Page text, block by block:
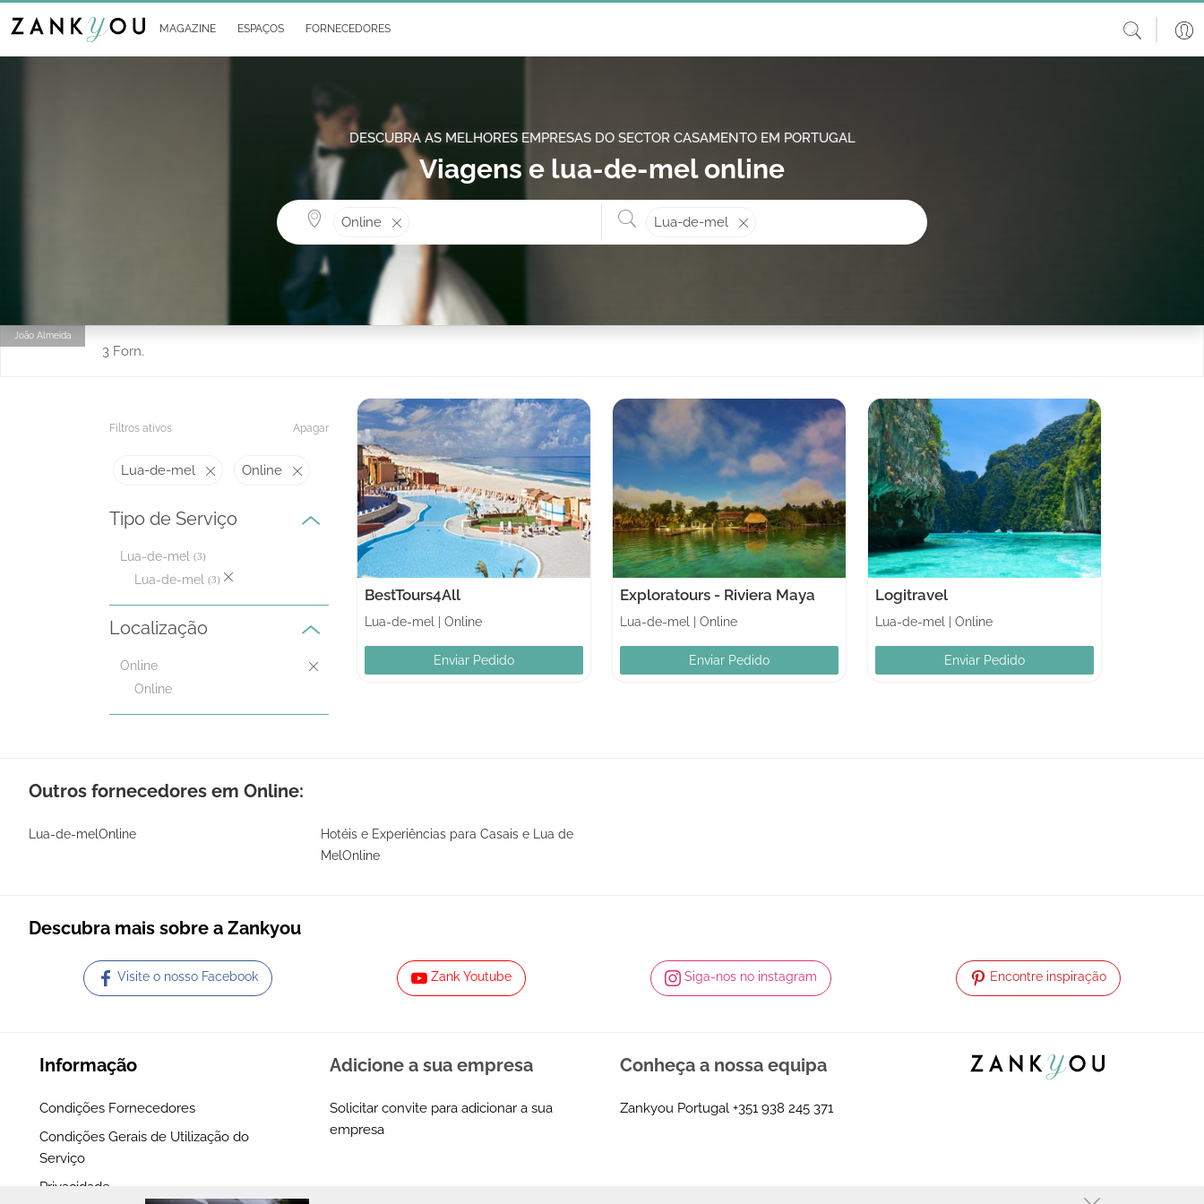
MAGAZINE ESPAÇOS FORNECEDORES
DESCUBRA AS MELHORES EMPRESAS DO SECTOR CASAMENTO EM PORTUGAL
Viagens e lua-de-mel online
Online Lua-de-mel
João Almeida
3 Forn.
Filtros ativos Apagar
Lua-de-mel Online
Tipo de Serviço
Lua-de-mel (3)
Lua-de-mel (3)
Localização
Online
Online
BestTours4All
Lua-de-mel Online
Enviar Pedido
Exploratours - Riviera Maya
Lua-de-mel Online
Enviar Pedido
Logitravel
Lua-de-mel Online
Enviar Pedido
Outros fornecedores em Online:
Lua-de-melOnline
Hotéis e Experiências para Casais e Lua de
MelOnline
Descubra mais sobre a Zankyou
Visite o nosso Facebook Zank Youtube Siga-nos no instagram Encontre inspiração
Informação
Condições Fornecedores
Condições Gerais de Utilização do
Serviço
Privacidade
Adicione a sua empresa
Solicitar convite para adicionar a sua
empresa
Conheça a nossa equipa
Zankyou Portugal +351 938 245 371